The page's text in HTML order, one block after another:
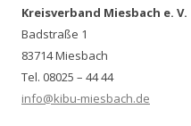
Kreisverband Miesbach e. V.
Badstraße 1
83714 Miesbach
Tel. 08025 – 44 44
info@kibu-miesbach.de